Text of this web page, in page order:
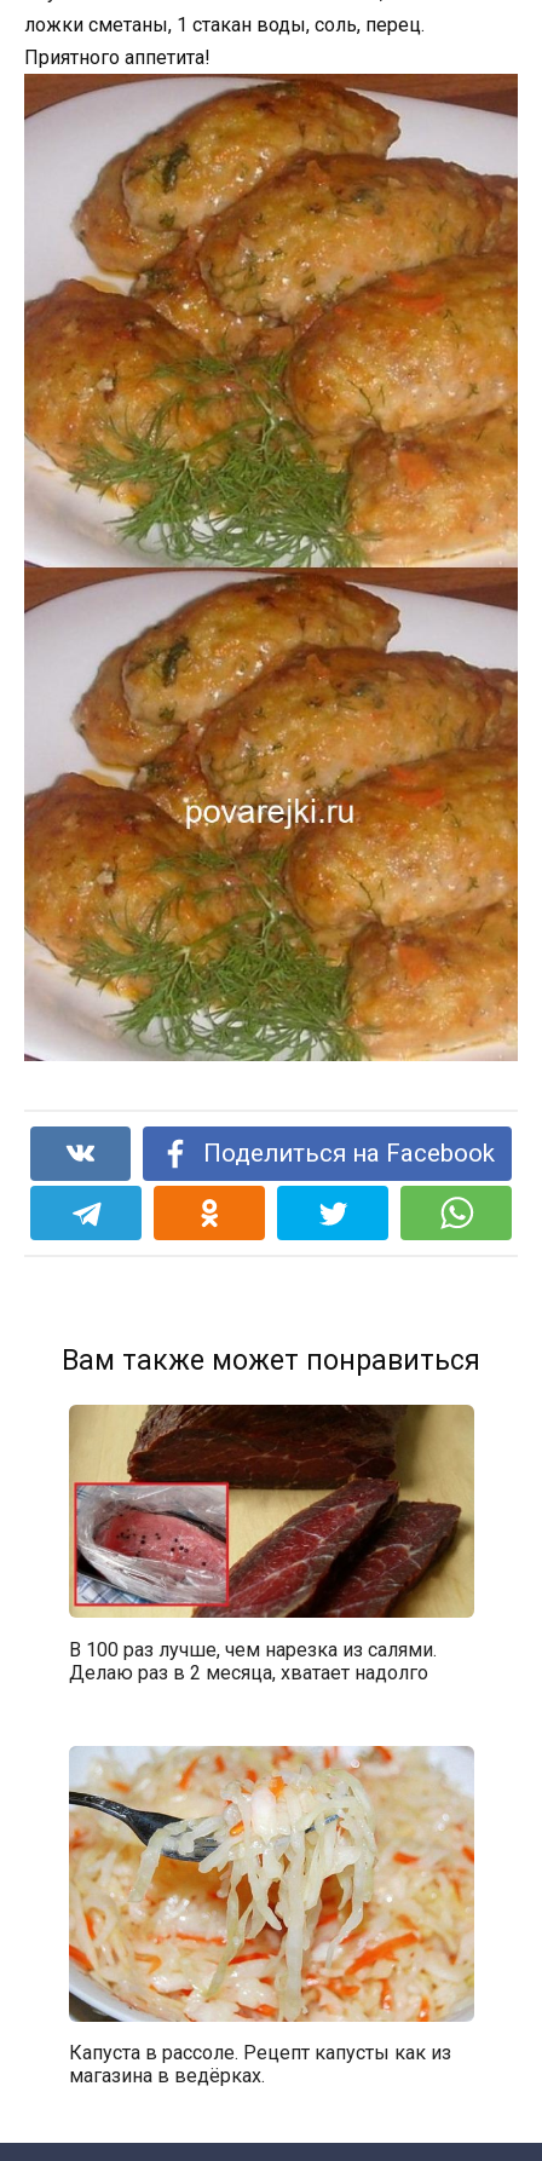
ложки сметаны, 1 стакан воды, соль, перец.
Приятного аппетита!
Поделиться на Facebook
Вам также может понравиться
В 100 раз лучше, чем нарезка из салями.
Делаю раз в 2 месяца, хватает надолго
Капуста в рассоле. Рецепт капусты как из
магазина в ведёрках.